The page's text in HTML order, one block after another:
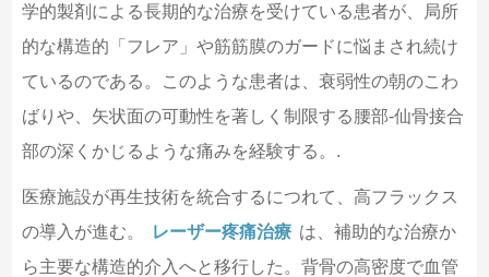
学的製剤による長期的な治療を受けている患者が、局所
的な構造的「フレア」や筋筋膜のガードに悩まされ続け
ているのである。このような患者は、衰弱性の朝のこわ
ばりや、矢状面の可動性を著しく制限する腰部-仙骨接合
部の深くかじるような痛みを経験する。.
医療施設が再生技術を統合するにつれて、高フラックス
の導入が進む。
レーザー疼痛治療 は、補助的な治療か
ら主要な構造的介入へと移行した。背骨の高密度で血管